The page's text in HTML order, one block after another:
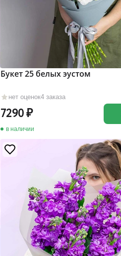
нет оценок4 заказа
Букет 25 белых эустом
7290
в наличии